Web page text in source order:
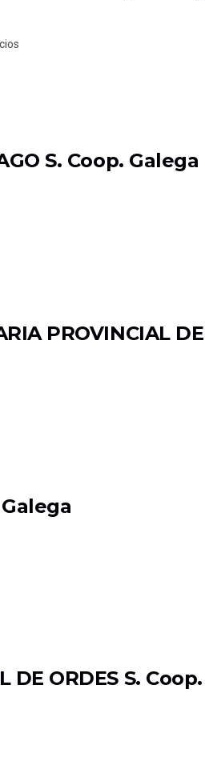
S. Coop. Galega
PROVINCIAL
DE ORDES S.